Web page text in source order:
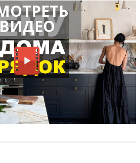
ВИДЕО